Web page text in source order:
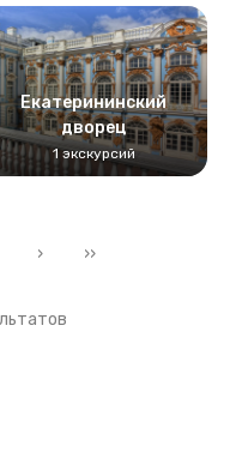
Екатерининский
дворец
1 экскурсий
› ››